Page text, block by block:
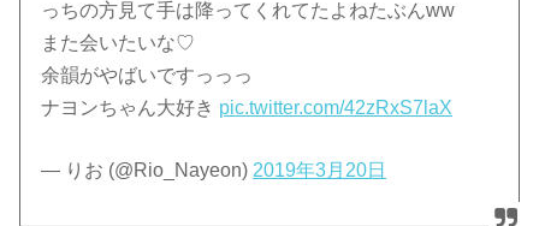
っちの方見て手は降ってくれてたよねたぶんww
また会いたいな♡
余韻がやばいですっっっ
ナヨンちゃん大好き pic.twitter.com/42zRxS7laX
— りお (@Rio_Nayeon) 2019年3月20日